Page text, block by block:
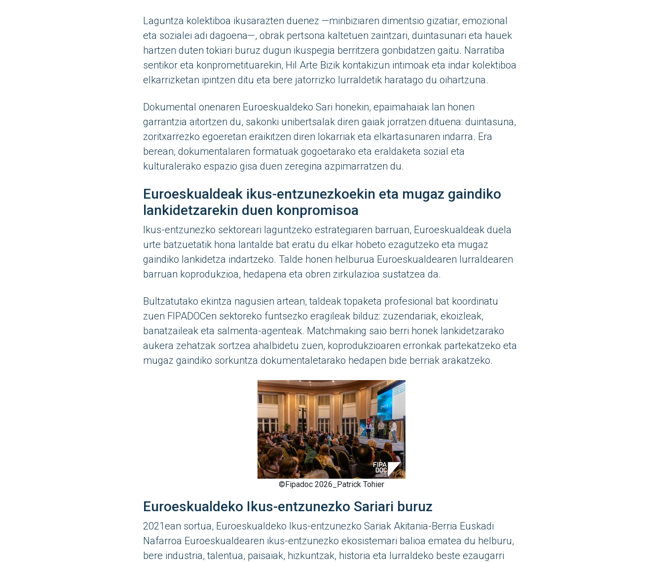
Laguntza kolektiboa ikusarazten duenez —minbiziaren dimentsio gizatiar, emozional
eta sozialei adi dagoena—, obrak pertsona kaltetuen zaintzari, duintasunari eta hauek
hartzen duten tokiari buruz dugun ikuspegia berritzera gonbidatzen gaitu. Narratiba
sentikor eta konprometituarekin, Hil Arte Bizik kontakizun intimoak eta indar kolektiboa
elkarrizketan ipintzen ditu eta bere jatorrizko lurraldetik haratago du oihartzuna.
Dokumental onenaren Euroeskualdeko Sari honekin, epaimahaiak lan honen
garrantzia aitortzen du, sakonki unibertsalak diren gaiak jorratzen dituena: duintasuna,
zoritxarrezko egoeretan eraikitzen diren lokarriak eta elkartasunaren indarra. Era
berean, dokumentalaren formatuak gogoetarako eta eraldaketa sozial eta
kulturalerako espazio gisa duen zeregina azpimarratzen du.
Euroeskualdeak ikus-entzunezkoekin eta mugaz gaindiko
lankidetzarekin duen konpromisoa
Ikus-entzunezko sektoreari laguntzeko estrategiaren barruan, Euroeskualdeak duela
urte batzuetatik hona lantalde bat eratu du elkar hobeto ezagutzeko eta mugaz
gaindiko lankidetza indartzeko. Talde honen helburua Euroeskualdearen lurraldearen
barruan koprodukzioa, hedapena eta obren zirkulazioa sustatzea da.
Bultzatutako ekintza nagusien artean, taldeak topaketa profesional bat koordinatu
zuen FIPADOCen sektoreko funtsezko eragileak bilduz: zuzendariak, ekoizleak,
banatzaileak eta salmenta-agenteak. Matchmaking saio berri honek lankidetzarako
aukera zehatzak sortzea ahalbidetu zuen, koprodukzioaren erronkak partekatzeko eta
mugaz gaindiko sorkuntza dokumentaletarako hedapen bide berriak arakatzeko.
©Fipadoc 2026_Patrick Tohier
Euroeskualdeko Ikus-entzunezko Sariari buruz
2021ean sortua, Euroeskualdeko Ikus-entzunezko Sariak Akitania-Berria Euskadi
Nafarroa Euroeskualdearen ikus-entzunezko ekosistemari balioa ematea du helburu,
bere industria, talentua, paisaiak, hizkuntzak, historia eta lurraldeko beste ezaugarri